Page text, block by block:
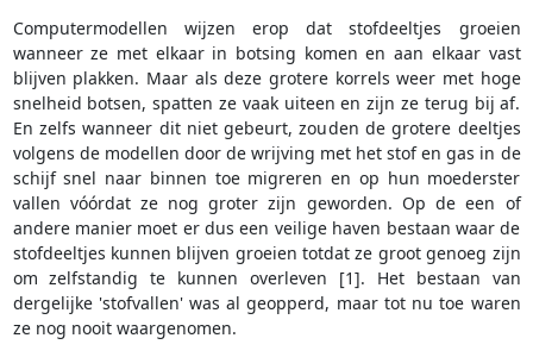
Computermodellen wijzen erop dat stofdeeltjes groeien
wanneer ze met elkaar in botsing komen en aan elkaar vast
blijven plakken. Maar als deze grotere korrels weer met hoge
snelheid botsen, spatten ze vaak uiteen en zijn ze terug bij af.
En zelfs wanneer dit niet gebeurt, zouden de grotere deeltjes
volgens de modellen door de wrijving met het stof en gas in de
schijf snel naar binnen toe migreren en op hun moederster
vallen vóórdat ze nog groter zijn geworden. Op de een of
andere manier moet er dus een veilige haven bestaan waar de
stofdeeltjes kunnen blijven groeien totdat ze groot genoeg zijn
om zelfstandig te kunnen overleven [1]. Het bestaan van
dergelijke 'stofvallen' was al geopperd, maar tot nu toe waren
ze nog nooit waargenomen.